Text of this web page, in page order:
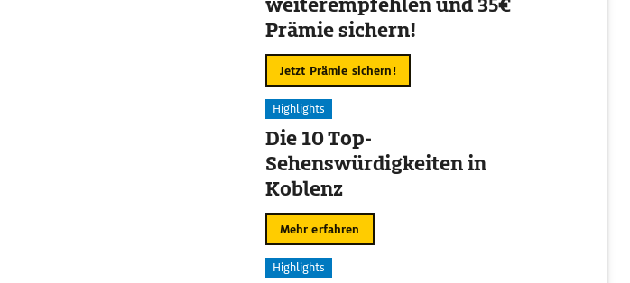
Prämie sichern!
Jetzt Prämie sichern!
Highlights
Die 10 Top-
Sehenswürdigkeiten in
Koblenz
Mehr erfahren
Highlights